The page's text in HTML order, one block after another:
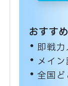
おすす
即戦
メイ
全国